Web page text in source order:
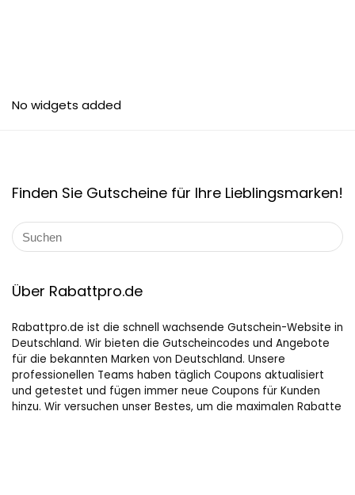
No widgets added
Finden Sie Gutscheine für Ihre Lieblingsmarken!
Über Rabattpro.de
Rabattpro.de ist die schnell wachsende Gutschein-Website in
Deutschland. Wir bieten die Gutscheincodes und Angebote
für die bekannten Marken von Deutschland. Unsere
professionellen Teams haben täglich Coupons aktualisiert
und getestet und fügen immer neue Coupons für Kunden
hinzu. Wir versuchen unser Bestes, um die maximalen Rabatte